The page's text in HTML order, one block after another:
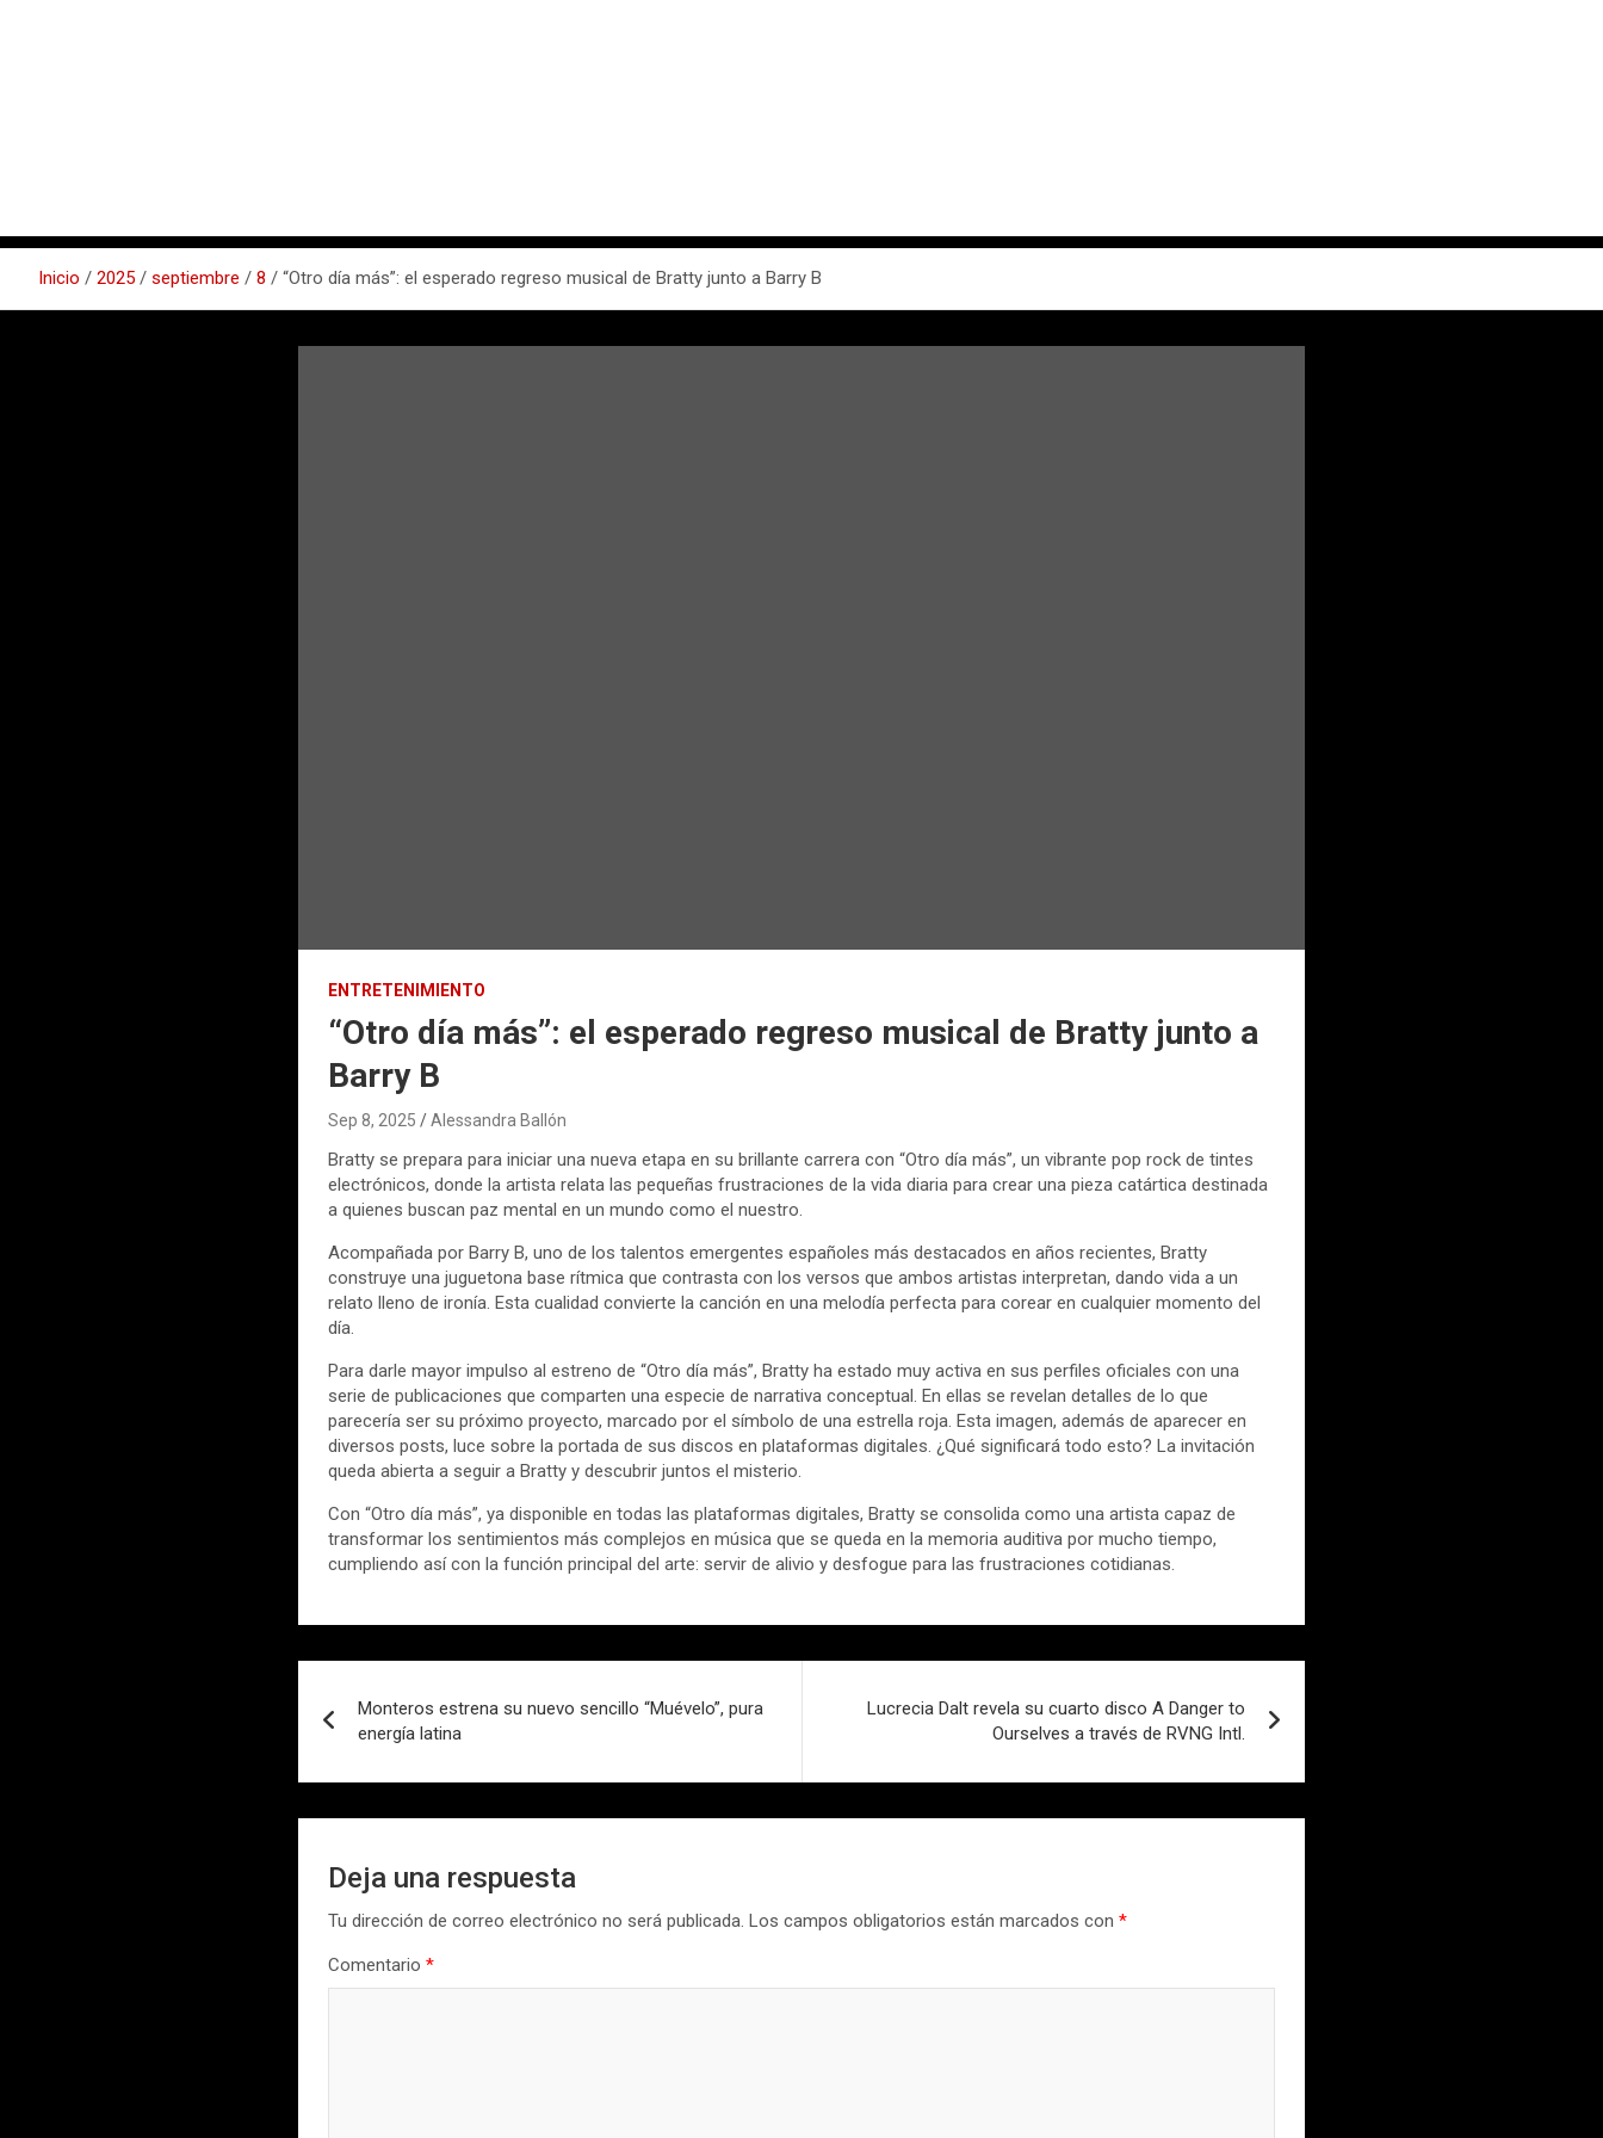
Inicio 2025 septiembre 8 “Otro día más”: el esperado regreso musical de Bratty junto a Barry B
ENTRETENIMIENTO
“Otro día más”: el esperado regreso musical de Bratty junto a
Barry B
Sep 8, 2025 Alessandra Ballón
Bratty se prepara para iniciar una nueva etapa en su brillante carrera con “Otro día más”, un vibrante pop rock de tintes
electrónicos, donde la artista relata las pequeñas frustraciones de la vida diaria para crear una pieza catártica destinada
a quienes buscan paz mental en un mundo como el nuestro.
Acompañada por Barry B, uno de los talentos emergentes españoles más destacados en años recientes, Bratty
construye una juguetona base rítmica que contrasta con los versos que ambos artistas interpretan, dando vida a un
relato lleno de ironía. Esta cualidad convierte la canción en una melodía perfecta para corear en cualquier momento del
día.
Para darle mayor impulso al estreno de “Otro día más”, Bratty ha estado muy activa en sus perfiles oficiales con una
serie de publicaciones que comparten una especie de narrativa conceptual. En ellas se revelan detalles de lo que
parecería ser su próximo proyecto, marcado por el símbolo de una estrella roja. Esta imagen, además de aparecer en
diversos posts, luce sobre la portada de sus discos en plataformas digitales. ¿Qué significará todo esto? La invitación
queda abierta a seguir a Bratty y descubrir juntos el misterio.
Con “Otro día más”, ya disponible en todas las plataformas digitales, Bratty se consolida como una artista capaz de
transformar los sentimientos más complejos en música que se queda en la memoria auditiva por mucho tiempo,
cumpliendo así con la función principal del arte: servir de alivio y desfogue para las frustraciones cotidianas.
de
entradas
Monteros estrena su nuevo sencillo “Muévelo”, pura
energía latina
Lucrecia Dalt revela su cuarto disco A Danger to
Ourselves a través de RVNG Intl.
Deja una respuesta
Tu dirección de correo electrónico no será publicada. Los campos obligatorios están marcados con*
Comentario*